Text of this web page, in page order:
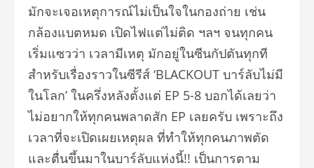
มักจะเจอเหตุการณ์ไม่เป็นใจในกองถ่าย เช่น
กล้องแบตหมด เปิดไฟแต่ไม่ติด ฯลฯ จนทุกคน
เริ่มแซวว่า เวลามีเหตุ มักอยู่ในซีนกัปตันทุกที
สำหรับเรื่องราวในซีรีส์ ‘BLACKOUT บาร์ลับไม่มี
ในโลก’ ในครึ่งหลังตั้งแต่ EP 5-8 บอกได้เลยว่า
ไม่อยากให้ทุกคนพลาดสัก EP เลยครับ เพราะถึง
เวลาที่จะเปิดเผยเหตุผล ที่ทำให้ทุกคนภาพตัด
และตื่นขึ้นมาในบาร์ลับแห่งนี้!! เป็นการตาม